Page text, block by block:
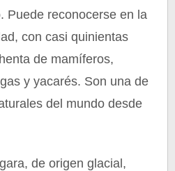
Puede reconocerse en la
con casi quinientas
de mamíferos,
y yacarés. Son una de
del mundo desde
de origen glacial,